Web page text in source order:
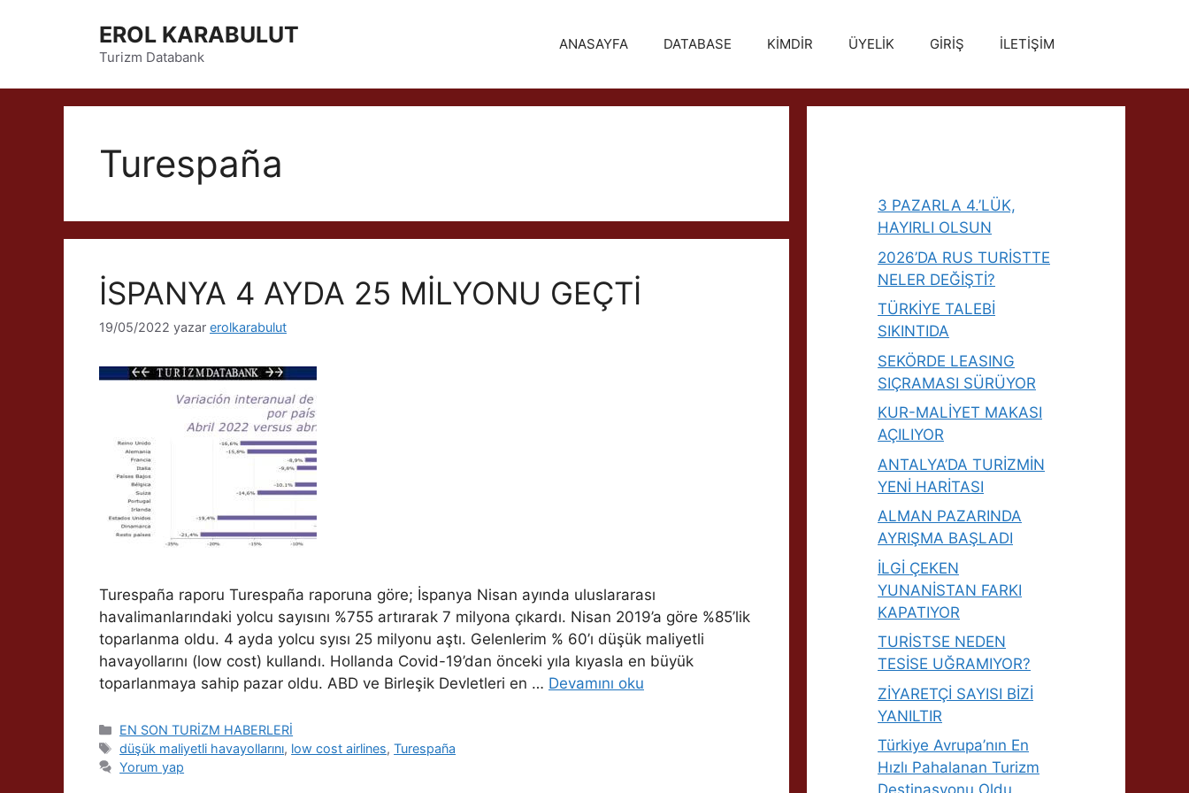
EROL KARABULUT
Turizm Databank
ANASAYFA DATABASE KİMDİR ÜYELİK GİRİŞ İLETİŞİM
Turespaña
İSPANYA 4 AYDA 25 MİLYONU GEÇTİ
19/05/2022 yazar erolkarabulut
Turespaña raporu Turespaña raporuna göre; İspanya Nisan ayında uluslararası
havalimanlarındaki yolcu sayısını %755 artırarak 7 milyona çıkardı. Nisan 2019’a göre %85’lik
toparlanma oldu. 4 ayda yolcu syısı 25 milyonu aştı. Gelenlerim % 60’ı düşük maliyetli
havayollarını (low cost) kullandı. Hollanda Covid-19’dan önceki yıla kıyasla en büyük
toparlanmaya sahip pazar oldu. ABD ve Birleşik Devletleri en … Devamını oku
Kategoriler
EN SON TURİZM HABERLERİ
Etiketler
düşük maliyetli havayollarını, low cost airlines,Turespaña
Yorum yap
3 PAZARLA 4.’LÜK,
HAYIRLI OLSUN
2026’DA RUS TURİSTTE
NELER DEĞİŞTİ?
TÜRKİYE TALEBİ
SIKINTIDA
SEKÖRDE LEASING
SIÇRAMASI SÜRÜYOR
KUR-MALİYET MAKASI
AÇILIYOR
ANTALYA’DA TURİZMİN
YENİ HARİTASI
ALMAN PAZARINDA
AYRIŞMA BAŞLADI
İLGİ ÇEKEN
YUNANİSTAN FARKI
KAPATIYOR
TURİSTSE NEDEN
TESİSE UĞRAMIYOR?
ZİYARETÇİ SAYISI BİZİ
YANILTIR
Türkiye Avrupa’nın En
Hızlı Pahalanan Turizm
Destinasyonu Oldu